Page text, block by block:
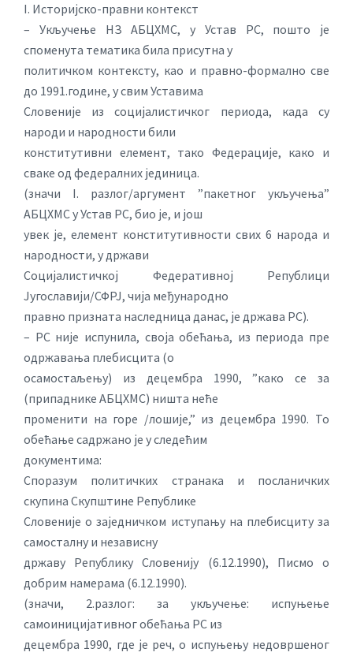
I. Историјско-правни контекст
– Укључење НЗ АБЦХМС, у Устав РС, пошто је
споменута тематика била присутна у
политичком контексту, као и правно-формално све
до 1991.године, у свим Уставима
Словеније из социјалистичког периода, када су
народи и народности били
конститутивни елемент, тако Федерације, како и
сваке од федералних јединица.
(значи I. разлог/аргумент ”пакетног укључења”
АБЦХМС у Устав РС, био је, и још
увек је, елемент конститутивности свих 6 народа и
народности, у држави
Социјалистичкој Федеративној Републици
Југославији/СФРЈ, чија међународно
правно призната наследница данас, је држава РС).
– РС није испунила, своја обећања, из периода пре
одржавања плебисцита (о
осамостаљењу) из децембра 1990, ”како се за
(припаднике АБЦХМС) ништа неће
променити на горе /лошије,” из децембра 1990. То
обећање садржано је у следећим
документима:
Споразум политичких странака и посланичких
скупина Скупштине Републике
Словеније о заједничком иступању на плебисциту за
самосталну и независну
државу Републику Словенију (6.12.1990), Писмо о
добрим намерама (6.12.1990).
(значи, 2.разлог: за укључење: испуњење
самоиницијативнoг обећања РС из
децембра 1990, где је реч, о испуњењу недовршеног